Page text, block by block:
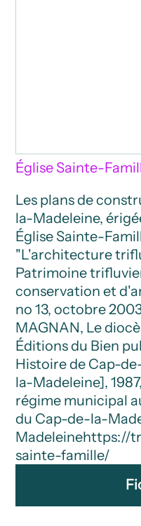
Église Sainte-
Les plans de
la-Madeleine,
Église Sainte-
"L'architecture
Patrimoine
conservation et
no 13, octobre
MAGNAN, Le
Éditions du Bien
Histoire de Cap-
la-Madeleine],
régime municipal
du Cap-de-la-
Madeleinehttps://
sainte-famille/